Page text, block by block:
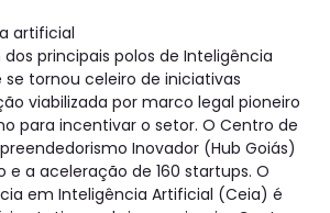
artificial
principais polos de Inteligência
se tornou celeiro de iniciativas
viabilizada por marco legal pioneiro
para incentivar o setor. O Centro de
Inovador (Hub Goiás)
e a aceleração de 160 startups. O
em Inteligência Artificial (Ceia) é